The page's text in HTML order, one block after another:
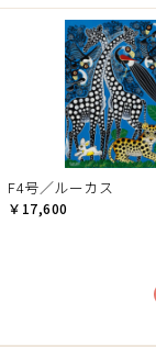
F4号／ルーカス
￥17,600